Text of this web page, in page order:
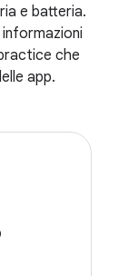
e batteria.
che
app.